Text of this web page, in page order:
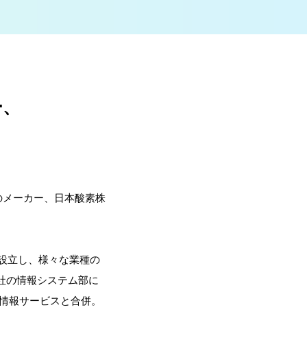
ーカー、日本酸素株
立し、様々な業種の
の情報システム部に
報サービスと合併。